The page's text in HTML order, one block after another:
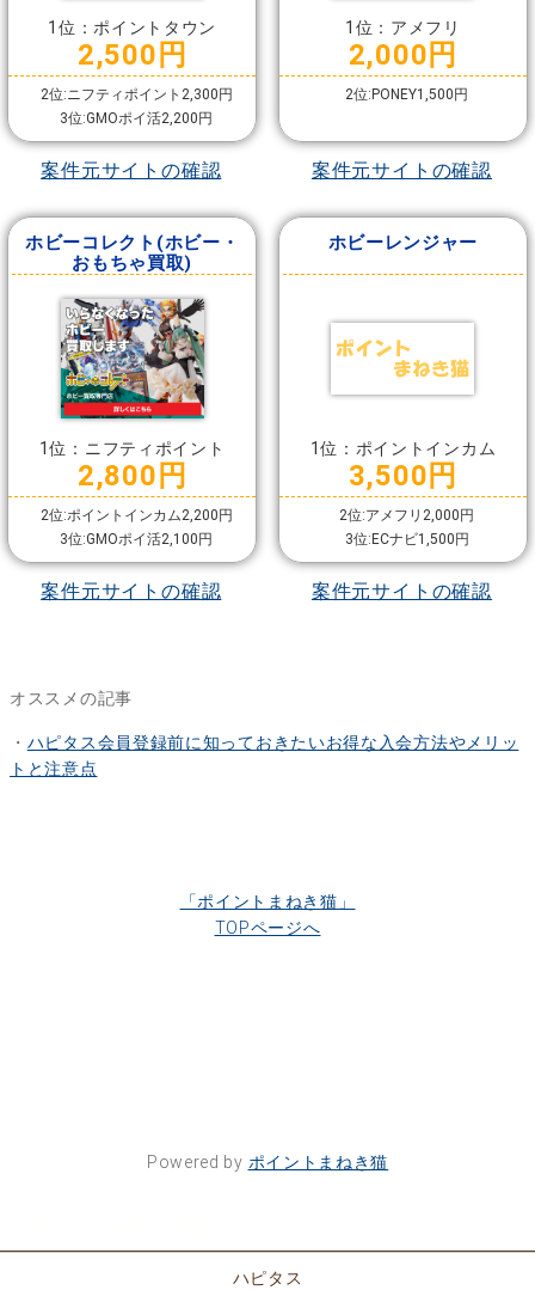
1位：ポイントタウン
2,500円
2位:ニフティポイント2,300円
3位:GMOポイ活2,200円
案件元サイトの確認
1位：アメフリ
2,000円
2位:PONEY1,500円
案件元サイトの確認
ホビーコレクト(ホビー・
おもちゃ買取)
1位：ニフティポイント
2,800円
2位:ポイントインカム2,200円
3位:GMOポイ活2,100円
案件元サイトの確認
ホビーレンジャー
1位：ポイントインカム
3,500円
2位:アメフリ2,000円
3位:ECナビ1,500円
案件元サイトの確認
オススメの記事
・ ハピタス会員登録前に知っておきたいお得な入会方法やメリッ
トと注意点
「ポイントまねき猫」
TOPページへ
Powered by ポイントまねき猫
ハピタス